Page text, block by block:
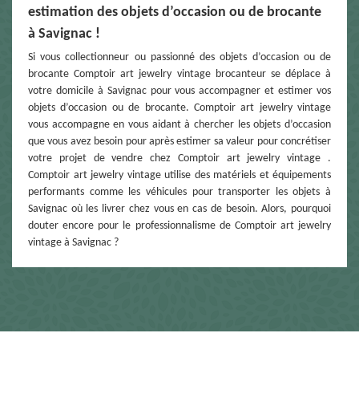
estimation des objets d’occasion ou de brocante
à Savignac !
Si vous collectionneur ou passionné des objets d’occasion ou de
brocante Comptoir art jewelry vintage brocanteur se déplace à
votre domicile à Savignac pour vous accompagner et estimer vos
objets d’occasion ou de brocante. Comptoir art jewelry vintage
vous accompagne en vous aidant à chercher les objets d’occasion
que vous avez besoin pour après estimer sa valeur pour concrétiser
votre projet de vendre chez Comptoir art jewelry vintage .
Comptoir art jewelry vintage utilise des matériels et équipements
performants comme les véhicules pour transporter les objets à
Savignac où les livrer chez vous en cas de besoin. Alors, pourquoi
douter encore pour le professionnalisme de Comptoir art jewelry
vintage à Savignac ?